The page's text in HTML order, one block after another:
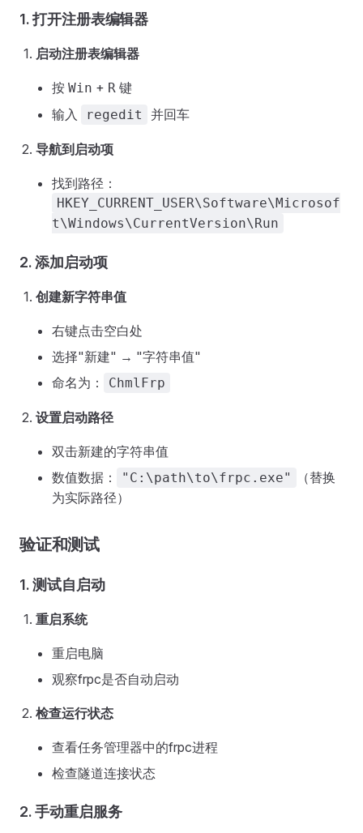
1. 打开注册表编辑器
启动注册表编辑器
按 Win + R 键
输入
regedit 并回车
导航到启动项
找到路径：
HKEY_CURRENT_USER\Software\Microsof
t\Windows\CurrentVersion\Run
2. 添加启动项
创建新字符串值
右键点击空白处
选择"新建" → "字符串值"
命名为：
ChmlFrp
设置启动路径
双击新建的字符串值
数值数据：
"C:\path\to\frpc.exe"
（替换
为实际路径）
验证和测试
1. 测试自启动
重启系统
重启电脑
观察frpc是否自动启动
检查运行状态
查看任务管理器中的frpc进程
检查隧道连接状态
2. 手动重启服务